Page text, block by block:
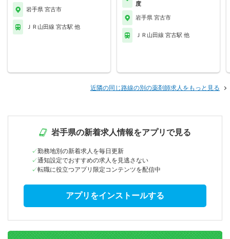
岩手県 宮古市
ＪＲ山田線 宮古駅 他
度
岩手県 宮古市
ＪＲ山田線 宮古駅 他
近隣の同じ路線の別の薬剤師求人をもっと見る
岩手県の新着求人情報をアプリで見る
勤務地別の新着求人を毎日更新
通知設定でおすすめの求人を見逃さない
転職に役立つアプリ限定コンテンツを配信中
アプリをインストールする